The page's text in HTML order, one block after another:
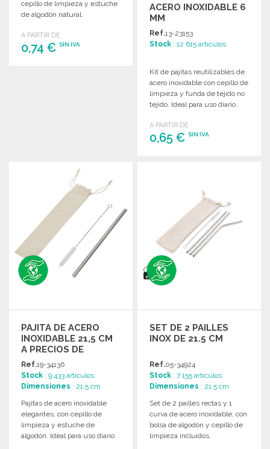
cepillo de limpieza y estuche
de algodón natural.
A PARTIR DE
0,74 € SIN IVA
ACERO INOXIDABLE 6
MM
Ref.13-23153
Stock : 12 615 artículos
Kit de pajitas reutilizables de
acero inoxidable con cepillo de
limpieza y funda de tejido no
tejido. Ideal para uso diario.
A PARTIR DE
0,65 €SIN IVA
PAJITA DE ACERO
INOXIDABLE 21,5 CM
A PRECIOS DE
MAYORISTA
Ref.19-34136
Stock : 9 433 artículos
Dimensiones : 21.5 cm
Pajitas de acero inoxidable
elegantes, con cepillo de
limpieza y estuche de
algodón. Ideal para uso diario.
SET DE 2 PAILLES
INOX DE 21.5 CM
Ref.05-34924
Stock : 7 155 artículos
Dimensiones : 21.5 cm
Set de 2 pailles rectas y 1
curva de acero inoxidable, con
bolsa de algodón y cepillo de
limpieza incluidos.